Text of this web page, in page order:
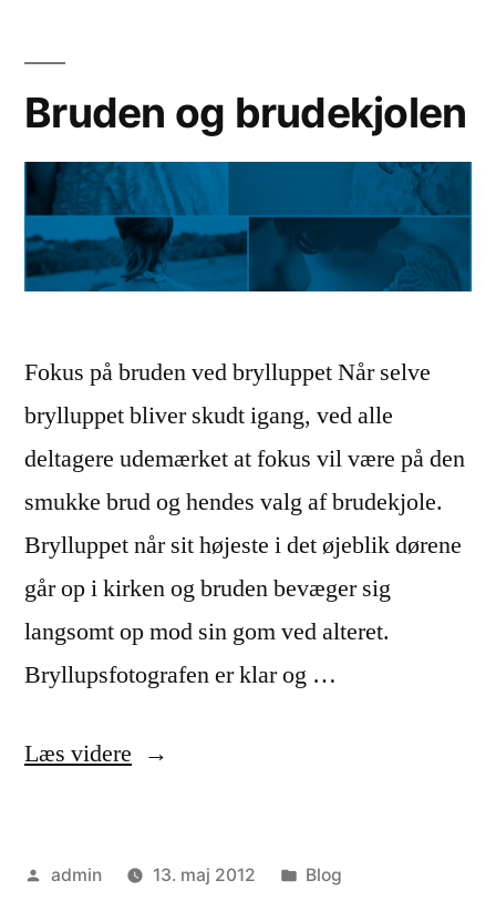
Bruden og brudekjolen
Fokus på bruden ved brylluppet Når selve
brylluppet bliver skudt igang, ved alle
deltagere udemærket at fokus vil være på den
smukke brud og hendes valg af brudekjole.
Brylluppet når sit højeste i det øjeblik dørene
går op i kirken og bruden bevæger sig
langsomt op mod sin gom ved alteret.
Bryllupsfotografen er klar og …
Læs videre “Bruden
Posted
admin 13. maj 2012
Posted
Blog